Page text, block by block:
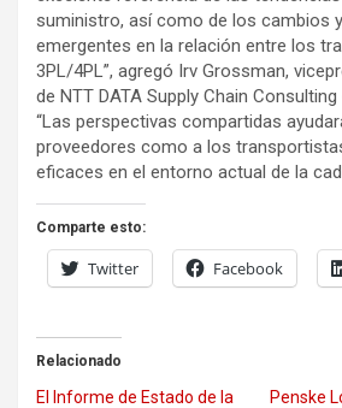
suministro, así como de los cambios
emergentes en la relación entre los
3PL/4PL”, agregó Irv Grossman,
de NTT DATA Supply Chain
“Las perspectivas compartidas
proveedores como a los
eficaces en el entorno actual de la
Comparte esto:
Twitter Facebook
Relacionado
El Informe de Estado de la
Penske